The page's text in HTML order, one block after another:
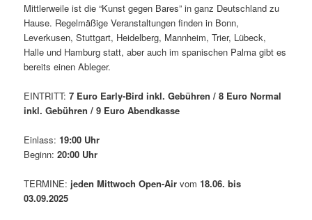
Mittlerweile ist die “Kunst gegen Bares” in ganz Deutschland zu
Hause. Regelmäßige Veranstaltungen finden in Bonn,
Leverkusen, Stuttgart, Heidelberg, Mannheim, Trier, Lübeck,
Halle und Hamburg statt, aber auch im spanischen Palma gibt es
bereits einen Ableger.
EINTRITT:7 Euro Early-Bird inkl. Gebühren / 8 Euro Normal
inkl. Gebühren / 9 Euro Abendkasse
Einlass:19:00 Uhr
Beginn:20:00 Uhr
TERMINE: jeden Mittwoch Open-Air vom18.06. bis
03.09.2025